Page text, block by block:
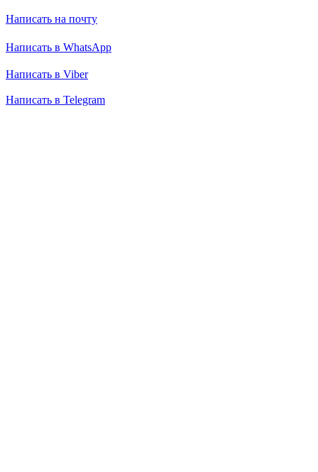
Написать на почту
Написать в WhatsApp
Написать в Viber
Написать в Telegram